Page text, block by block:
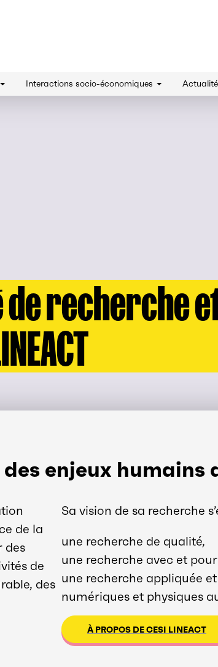
Interactions socio-économiques
de recherche
enjeux humains
de la
des
de
des
Sa vision de sa recherche
une recherche de qualité,
une recherche avec et
une recherche appliquée
numériques et physiques
À PROPOS DE CESI LINEACT